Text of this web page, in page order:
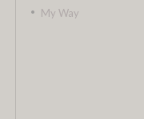
My Way